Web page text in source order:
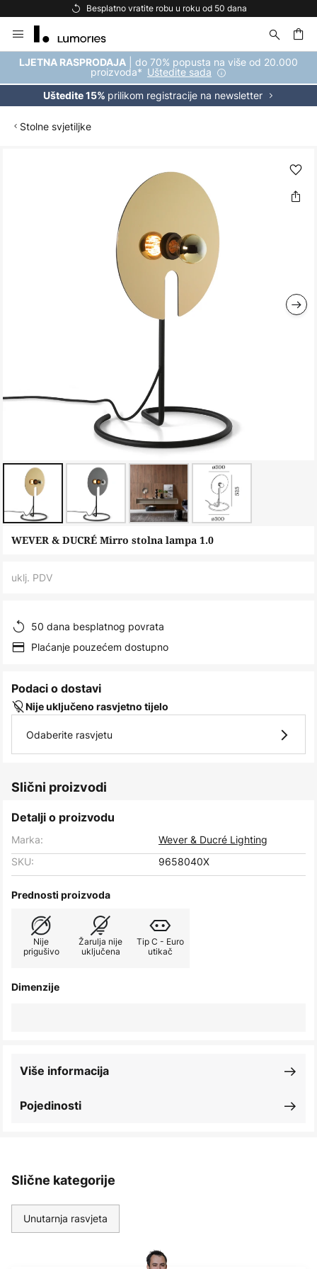
Besplatno vratite robu u roku od 50 dana
to
Content
LJETNA RASPRODAJA | do 70% popusta na više od 20.000
proizvoda* Uštedite sada
Uštedite 15% prilikom registracije na newsletter
Stolne svjetiljke
Skip
beginning
the
images
WEVER & DUCRÉ Mirro stolna lampa 1.0
uklj. PDV
50 dana besplatnog povrata
Plaćanje pouzećem dostupno
Podaci o dostavi
Nije uključeno rasvjetno tijelo
Odaberite rasvjetu
Slični proizvodi
Detalji o proizvodu
Marka:
Wever & Ducré Lighting
SKU:
9658040X
Prednosti proizvoda
Nije
prigušivo
Žarulja nije
uključena
Tip C - Euro
utikač
Dimenzije
Pojedinosti
Više informacija
Slične kategorije
Unutarnja rasvjeta